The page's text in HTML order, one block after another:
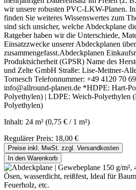
wir unsere robusten PVC-LKW-Planen.
finden Sie weiteres Wissenswertes zum
sind sich unsicher, welche Abdeckplane
Ratgeber haben wir die Unterschiede,
Einsatzzwecke unserer Abdeckplanen
zusammengefasst.Abdeckplanen
Produktsicherheit (GPSR) Name des
und Zelte GmbH Straße: Lise-Meitner-
Tornesch Telefonnummer: +49 4120 70
info@allround-planen.de *HDPE: Hart-
Polyethylen) | LDPE: Weich-Polyethylen
Polyethylen)
Inhalt: 24 m² (0,75 € / 1 m²)
Regulärer Preis: 18,00 €
Preise inkl. MwSt. zzgl. Versandkosten
In den Warenkorb